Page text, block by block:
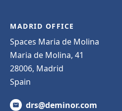
MADRID OFFICE
Spaces Maria de Molina
Maria de Molina, 41
28006, Madrid
Spain
drs@deminor.com